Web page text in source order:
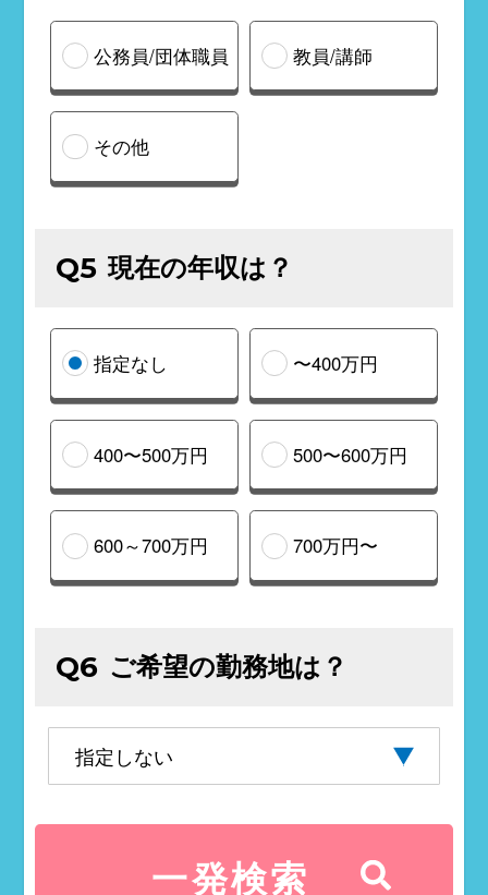
公務員/団体職員 教員/講師
その他
Q5 現在の年収は？
指定なし 〜400万円
400〜500万円 500〜600万円
600～700万円 700万円〜
Q6 ご希望の勤務地は？